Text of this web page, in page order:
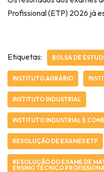
Profissional (ETP) 2026 já
Etiquetas: BOLSA DE
INSTITUTO AGRÁRIO
INSTITUTO INDUSTRIAL
INSTITUTO INDUSTRIAL E
RESOLUÇÃO DE EXAMES ETP
RESOLUÇÃO DO EXAME DE
ENSINO TÉCNICO